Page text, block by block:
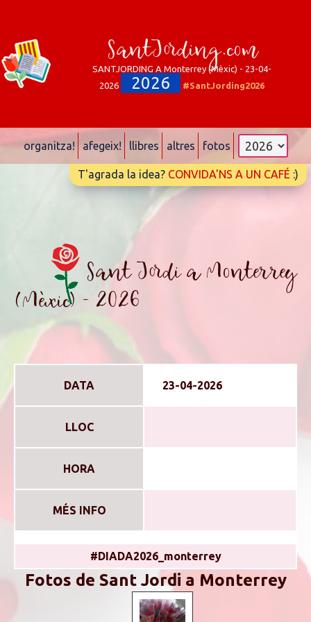
SantJording.com
SANTJORDING A Monterrey (Mèxic) - 23-04-
2026
2026 #SantJording2026
organitza! afegeix! llibres altres fotos
T'agrada la idea? CONVIDA'NS A UN CAFÉ :)
Sant Jordi a Monterrey
(Mèxic) - 2026
DATA 23-04-2026
LLOC
HORA
MÉS INFO
#DIADA2026_monterrey
Fotos de Sant Jordi a Monterrey